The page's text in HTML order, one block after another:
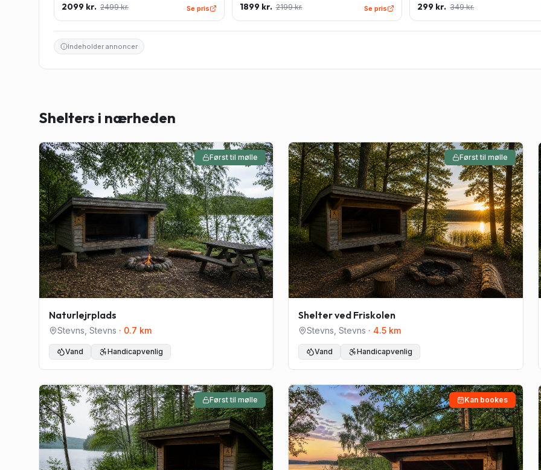
2099 kr. 2499 kr. Se pris 1899 kr. 2199 kr. Se pris 299 kr. 349 kr.
Indeholder annoncer
Shelters i nærheden
Først til mølle
Naturlejrplads
Stevns Stevns · 0.7 km
Vand Handicapvenlig
Først til mølle
Shelter ved Friskolen
Stevns ,Stevns · 4.5 km
Vand Handicapvenlig
Først til mølle Kan bookes